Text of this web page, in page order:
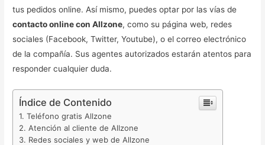
tus pedidos online. Así mismo, puedes optar por las vías de
contacto online con Allzone, como su página web, redes
sociales (Facebook, Twitter, Youtube), o el correo electrónico
de la compañía. Sus agentes autorizados estarán atentos para
responder cualquier duda.
Índice de Contenido
Teléfono gratis Allzone
Atención al cliente de Allzone
Redes sociales y web de Allzone